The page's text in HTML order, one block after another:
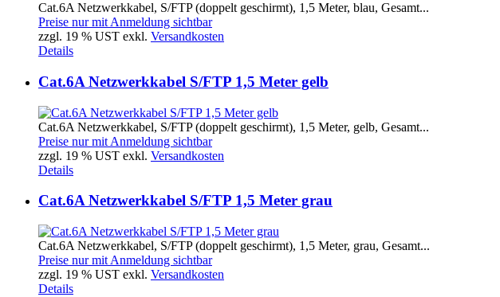
Cat.6A Netzwerkkabel, S/FTP (doppelt geschirmt), 1,5 Meter, blau, Gesamt...
Preise nur mit Anmeldung sichtbar
zzgl. 19 % UST exkl. Versandkosten
Details
Cat.6A Netzwerkkabel S/FTP 1,5 Meter gelb
Cat.6A Netzwerkkabel, S/FTP (doppelt geschirmt), 1,5 Meter, gelb, Gesamt...
Preise nur mit Anmeldung sichtbar
zzgl. 19 % UST exkl. Versandkosten
Details
Cat.6A Netzwerkkabel S/FTP 1,5 Meter grau
Cat.6A Netzwerkkabel, S/FTP (doppelt geschirmt), 1,5 Meter, grau, Gesamt...
Preise nur mit Anmeldung sichtbar
zzgl. 19 % UST exkl. Versandkosten
Details